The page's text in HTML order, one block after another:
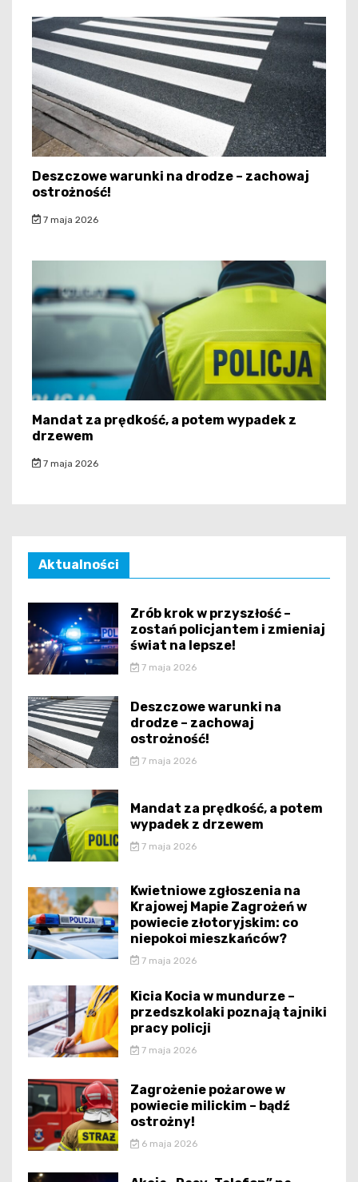
Deszczowe warunki na drodze – zachowaj
ostrożność!
7 maja 2026
Mandat za prędkość, a potem wypadek z
drzewem
7 maja 2026
Aktualności
Zrób krok w przyszłość –
zostań policjantem i zmieniaj
świat na lepsze!
7 maja 2026
Deszczowe warunki na
drodze – zachowaj
ostrożność!
7 maja 2026
Mandat za prędkość, a potem
wypadek z drzewem
7 maja 2026
Kwietniowe zgłoszenia na
Krajowej Mapie Zagrożeń w
powiecie złotoryjskim: co
niepokoi mieszkańców?
7 maja 2026
Kicia Kocia w mundurze –
przedszkolaki poznają tajniki
pracy policji
7 maja 2026
Zagrożenie pożarowe w
powiecie milickim – bądź
ostrożny!
6 maja 2026